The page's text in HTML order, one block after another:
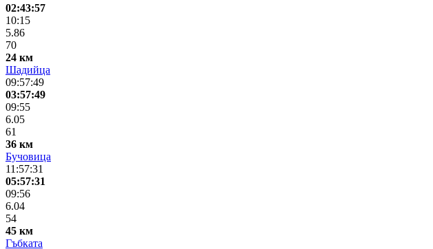
02:43:57
10:15
5.86
70
24 км
Шадийца
09:57:49
03:57:49
09:55
6.05
61
36 км
Бучовица
11:57:31
05:57:31
09:56
6.04
54
45 км
Гъбката